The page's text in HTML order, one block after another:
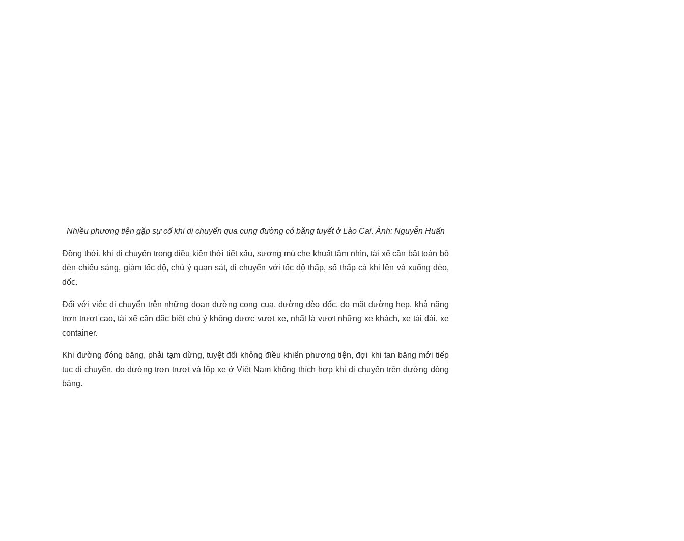
Nhiều phương tiện gặp sự cố khi di chuyển qua cung đường có băng tuyết ở Lào Cai. Ảnh: Nguyễn Huấn
Đồng thời, khi di chuyển trong điều kiện thời tiết xấu, sương mù che khuất tầm nhìn, tài xế cần bật toàn bộ
đèn chiếu sáng, giảm tốc độ, chú ý quan sát, di chuyển với tốc độ thấp, số thấp cả khi lên và xuống đèo,
dốc.
Đối với việc di chuyển trên những đoạn đường cong cua, đường đèo dốc, do mặt đường hẹp, khả năng
trơn trượt cao, tài xế cần đặc biệt chú ý không được vượt xe, nhất là vượt những xe khách, xe tải dài, xe
container.
Khi đường đóng băng, phải tạm dừng, tuyệt đối không điều khiển phương tiện, đợi khi tan băng mới tiếp
tục di chuyển, do đường trơn trượt và lốp xe ở Việt Nam không thích hợp khi di chuyển trên đường đóng
băng.